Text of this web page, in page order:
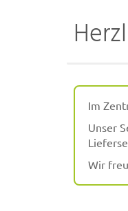
Im
Unser
Wir